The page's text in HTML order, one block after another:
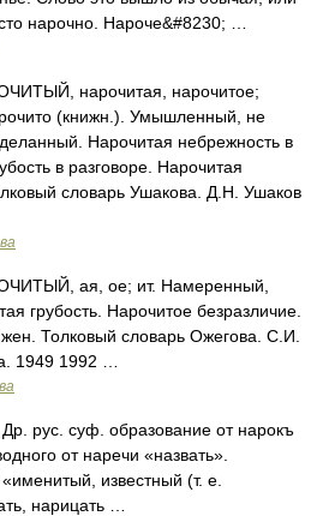
нарочно. Нароче&#8230; …
нарочитая, нарочитое;
(книжн.). Умышленный, не
Нарочитая небрежность в
в разговоре. Нарочитая
словарь Ушакова. Д.Н. Ушаков
ая, ое; ит. Намеренный,
грубость. Нарочитое безразличие.
Толковый словарь Ожегова. С.И.
1949 1992 …
рус. суф. образование от нарокъ
от наречи «назвать».
известный (т. е.
нарицать …